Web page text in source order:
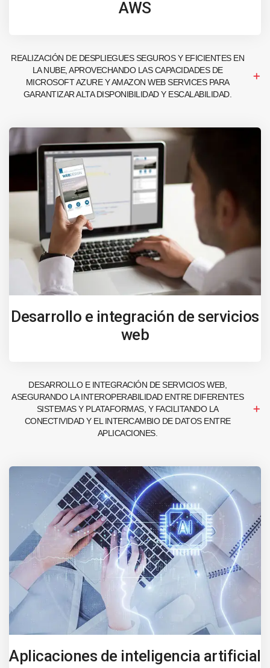
AWS
REALIZACIÓN DE DESPLIEGUES SEGUROS Y EFICIENTES EN
LA NUBE, APROVECHANDO LAS CAPACIDADES DE
MICROSOFT AZURE Y AMAZON WEB SERVICES PARA
GARANTIZAR ALTA DISPONIBILIDAD Y ESCALABILIDAD.
Desarrollo e integración de servicios
web
DESARROLLO E INTEGRACIÓN DE SERVICIOS WEB,
ASEGURANDO LA INTEROPERABILIDAD ENTRE DIFERENTES
SISTEMAS Y PLATAFORMAS, Y FACILITANDO LA
CONECTIVIDAD Y EL INTERCAMBIO DE DATOS ENTRE
APLICACIONES.
Aplicaciones de inteligencia artificial